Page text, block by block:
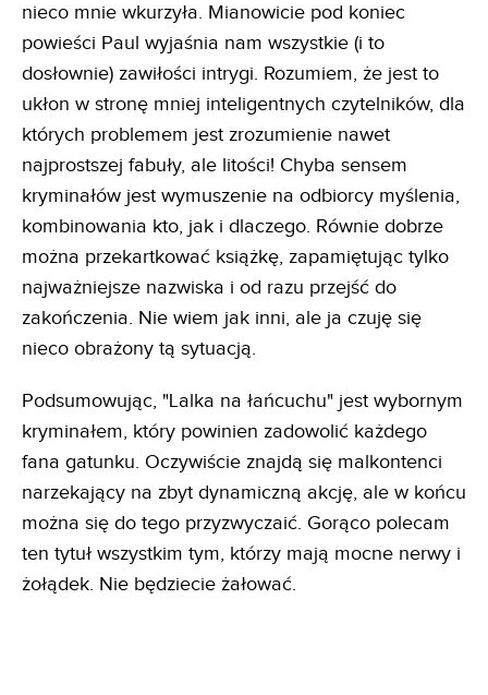
nieco mnie wkurzyła. Mianowicie pod koniec
powieści Paul wyjaśnia nam wszystkie (i to
dosłownie) zawiłości intrygi. Rozumiem, że jest to
ukłon w stronę mniej inteligentnych czytelników, dla
których problemem jest zrozumienie nawet
najprostszej fabuły, ale litości! Chyba sensem
kryminałów jest wymuszenie na odbiorcy myślenia,
kombinowania kto, jak i dlaczego. Równie dobrze
można przekartkować książkę, zapamiętując tylko
najważniejsze nazwiska i od razu przejść do
zakończenia. Nie wiem jak inni, ale ja czuję się
nieco obrażony tą sytuacją.
Podsumowując, "Lalka na łańcuchu" jest wybornym
kryminałem, który powinien zadowolić każdego
fana gatunku. Oczywiście znajdą się malkontenci
narzekający na zbyt dynamiczną akcję, ale w końcu
można się do tego przyzwyczaić. Gorąco polecam
ten tytuł wszystkim tym, którzy mają mocne nerwy i
żołądek. Nie będziecie żałować.